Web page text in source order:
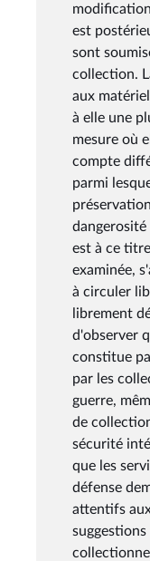
est
sont
collection.
aux
à elle une
mesure où
compte
parmi
dangerosité
est à ce
examinée,
à circuler
librement
d'observer
constitue
par les
guerre,
de
sécurité
que les
défense
attentifs